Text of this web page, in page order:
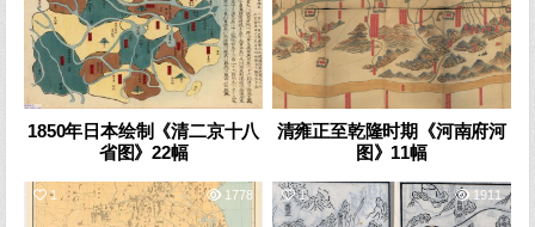
1850年日本绘制《清二京十八
省图》22幅
清雍正至乾隆时期《河南府河
图》11幅
1 1778 1 1911